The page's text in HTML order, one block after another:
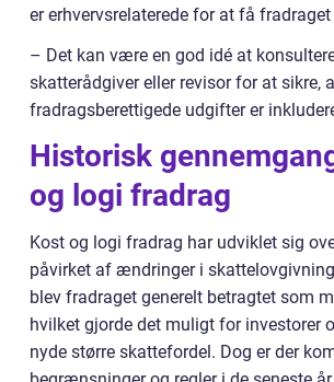
er erhvervsrelaterede for at få
– Det kan være en god idé at
skatterådgiver eller revisor for at sikre,
fradragsberettigede udgifter er
Historisk
og logi fradrag
Kost og logi fradrag har udviklet sig
påvirket af ændringer i
blev fradraget generelt betragtet som
hvilket gjorde det muligt for investorer
nyde større skattefordel. Dog er der